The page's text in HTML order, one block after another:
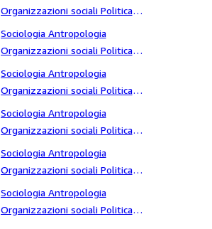
Organizzazioni sociali Politica
Massoneria Sette Agricoltura
Sociologia Antropologia
Organizzazioni sociali Politica
Massoneria Sette alcide de gasperi
Sociologia Antropologia
Organizzazioni sociali Politica
Massoneria Sette altri scritti
Sociologia Antropologia
Organizzazioni sociali Politica
Massoneria Sette America
Sociologia Antropologia
Organizzazioni sociali Politica
Massoneria Sette amore
Sociologia Antropologia
Organizzazioni sociali Politica